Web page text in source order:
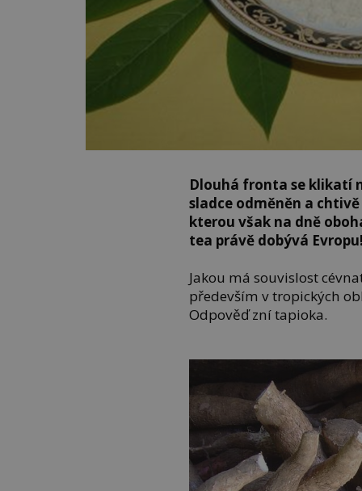
Dlouhá fronta se klikatí
sladce odměněn a
kterou však na dně
tea právě dobývá Evropu!
Jakou má souvislost
především v tropických
Odpověď zní tapioka.